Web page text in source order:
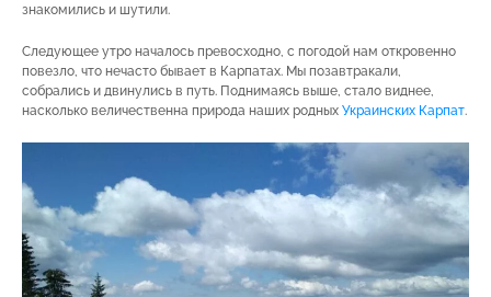
знакомились и шутили.
Следующее утро началось превосходно, с погодой нам откровенно
повезло, что нечасто бывает в Карпатах. Мы позавтракали,
собрались и двинулись в путь. Поднимаясь выше, стало виднее,
насколько величественна природа наших родных Украинских Карпат.